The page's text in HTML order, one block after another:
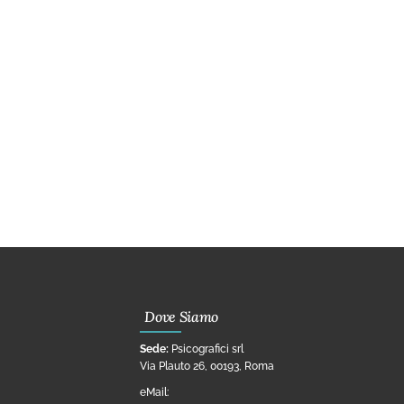
Dove Siamo
Sede: Psicografici srl
Via Plauto 26, 00193, Roma
eMail: